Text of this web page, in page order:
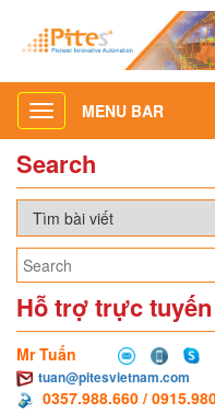
Toggle
navigation
MENU BAR
Search
Hỗ trợ trực tuyến
Mr Tuấn
tuan@pitesvietnam.com
0357.988.660 /